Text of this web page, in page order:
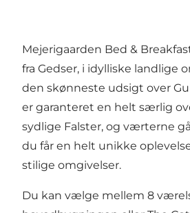
Mejerigaarden Bed &
fra Gedser, i idylliske landlige
den skønneste udsigt over
er garanteret en helt særlig
sydlige Falster, og værterne
du får en helt unikke
stilige omgivelser.
Du kan vælge mellem 8